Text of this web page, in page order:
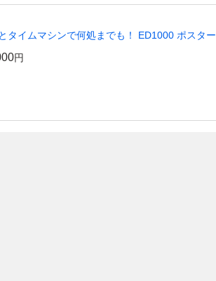
タイムマシンで何処までも！ ED1000 ポスター
円